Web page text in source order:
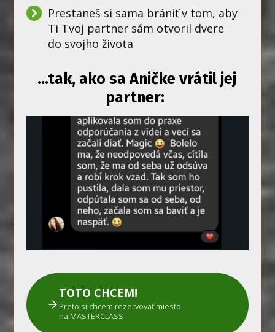
Prestaneš si sama brániť v tom, aby
Ti Tvoj partner sám otvoril dvere
do svojho života
...tak, ako sa Aničke vrátil jej
partner:
TOTO CHCEM!
Preto si chcem rezervovať miesto
na MASTERCLASS